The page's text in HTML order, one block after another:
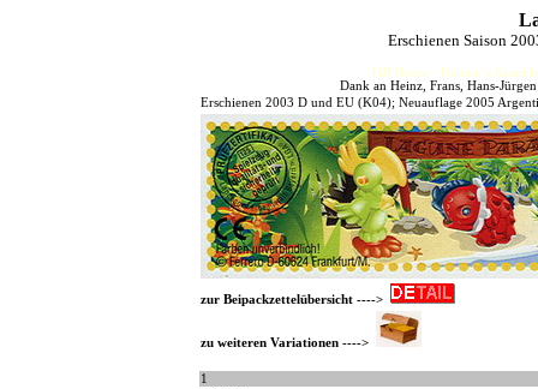
Erschienen Saison
HJFHenze - Helmut´s
Dank an Heinz, Frans, Hans-
Erschienen 2003 D und EU (K04); Neuauflage 2005
zur Beipackzettelübersicht ---->
zu weiteren Variationen ---->
1